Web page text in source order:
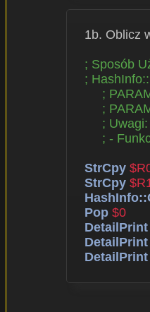
1b.
; Sposób
;
;
;
; Uwagi:
; -
StrCpy
StrCpy
Pop $0
DetailPrint
DetailPrint
DetailPrint